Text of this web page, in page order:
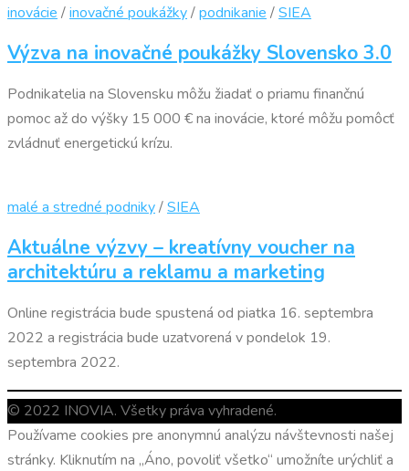
inovácie /inovačné poukážky/podnikanie /SIEA
Výzva na inovačné poukážky Slovensko 3.0
Podnikatelia na Slovensku môžu žiadať o priamu finančnú
pomoc až do výšky 15 000 € na inovácie, ktoré môžu pomôcť
zvládnuť energetickú krízu.
malé a stredné podniky/SIEA
Aktuálne výzvy – kreatívny voucher na
architektúru a reklamu a marketing
Online registrácia bude spustená od piatka 16. septembra
2022 a registrácia bude uzatvorená v pondelok 19.
septembra 2022.
© 2022 INOVIA. Všetky práva vyhradené.
Používame cookies pre anonymnú analýzu návštevnosti našej
stránky. Kliknutím na „Áno, povoliť všetko“ umožníte urýchliť a